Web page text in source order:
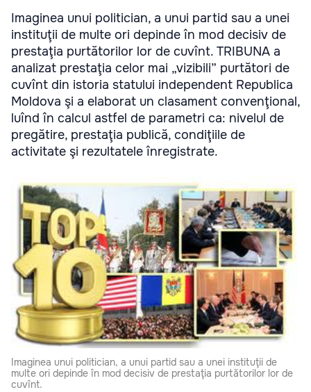
Imaginea unui politician, a unui partid sau a unei
instituţii de multe ori depinde în mod decisiv de
prestaţia purtătorilor lor de cuvînt. TRIBUNA a
analizat prestaţia celor mai „vizibili” purtători de
cuvînt din istoria statului independent Republica
Moldova şi a elaborat un clasament convenţional,
luînd în calcul astfel de parametri ca: nivelul de
pregătire, prestaţia publică, condiţiile de
activitate şi rezultatele înregistrate.
Imaginea unui politician, a unui partid sau a unei instituţii de
multe ori depinde în mod decisiv de prestaţia purtătorilor lor de
cuvînt.